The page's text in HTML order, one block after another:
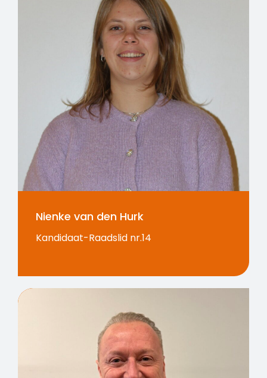
Nienke van den Hurk
Kandidaat-Raadslid nr.14